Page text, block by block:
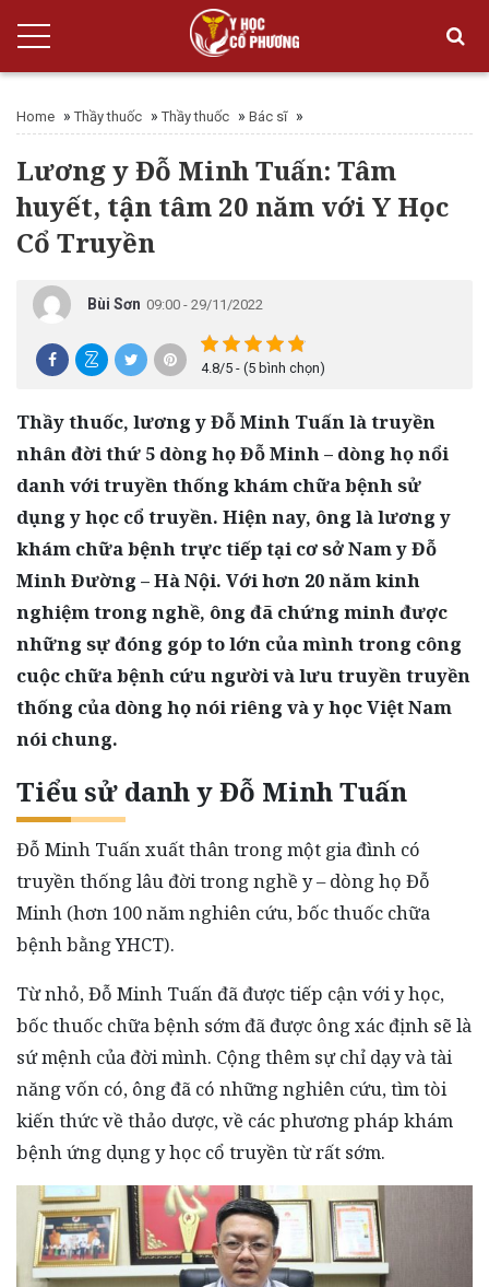
Home »Thầy thuốc »Thầy thuốc » Bác sĩ »
Lương y Đỗ Minh Tuấn: Tâm
huyết, tận tâm 20 năm với Y Học
Cổ Truyền
Bùi Sơn 09:00 - 29/11/2022
4.8/5 - (5 bình chọn)
Thầy thuốc, lương y Đỗ Minh Tuấn là truyền
nhân đời thứ 5 dòng họ Đỗ Minh – dòng họ nổi
danh với truyền thống khám chữa bệnh sử
dụng y học cổ truyền. Hiện nay, ông là lương y
khám chữa bệnh trực tiếp tại cơ sở Nam y Đỗ
Minh Đường – Hà Nội. Với hơn 20 năm kinh
nghiệm trong nghề, ông đã chứng minh được
những sự đóng góp to lớn của mình trong công
cuộc chữa bệnh cứu người và lưu truyền truyền
thống của dòng họ nói riêng và y học Việt Nam
nói chung.
Tiểu sử danh y Đỗ Minh Tuấn
Đỗ Minh Tuấn xuất thân trong một gia đình có
truyền thống lâu đời trong nghề y – dòng họ Đỗ
Minh (hơn 100 năm nghiên cứu, bốc thuốc chữa
bệnh bằng YHCT).
Từ nhỏ, Đỗ Minh Tuấn đã được tiếp cận với y học,
bốc thuốc chữa bệnh sớm đã được ông xác định sẽ là
sứ mệnh của đời mình. Cộng thêm sự chỉ dạy và tài
năng vốn có, ông đã có những nghiên cứu, tìm tòi
kiến thức về thảo dược, về các phương pháp khám
bệnh ứng dụng y học cổ truyền từ rất sớm.